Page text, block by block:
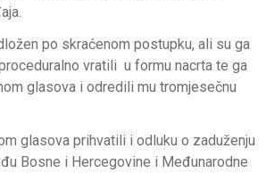
po skraćenom postupku, ali su ga
vratili u formu nacrta te ga
glasova i odredili mu tromjesečnu
glasova prihvatili i odluku o zaduženju
Bosne i Hercegovine i Međunarodne